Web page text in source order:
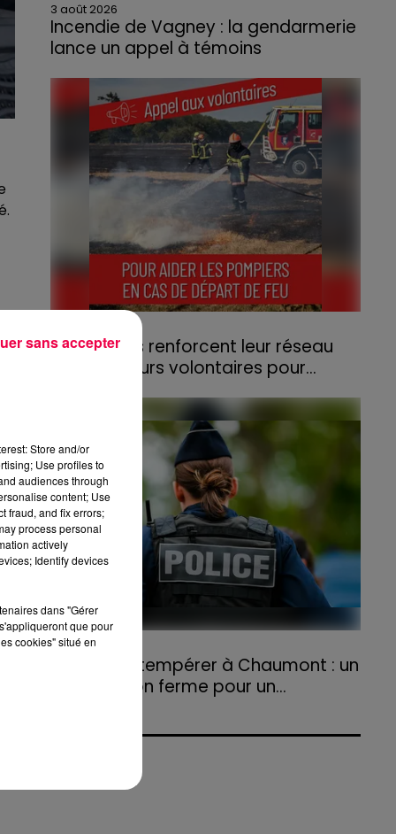
3 août 2026
Incendie de Vagney : la gendarmerie
lance un appel à témoins
au quartier résidentiel, avait détruit deux
habitations et contraint à l'évacuation d'une
centaine de personnes.
Les Vosges renforcent leur réseau
d'agriculteurs volontaires pour...
départs de feu, la Chambre d'agriculture
des Vosges a lancé un appel aux
agriculteurs volontaires pour venir en aide...
31 juillet 2026
Refus d'obtempérer à Chaumont : un
an de prison ferme pour un...
l'annulation de son permis et la confiscation
Store and/or
Use profiles to
audiences through
content; Use
fraud, and fix errors;
process personal
actively
Identify devices
dans "Gérer
que pour
cookies" situé en
sans accepter